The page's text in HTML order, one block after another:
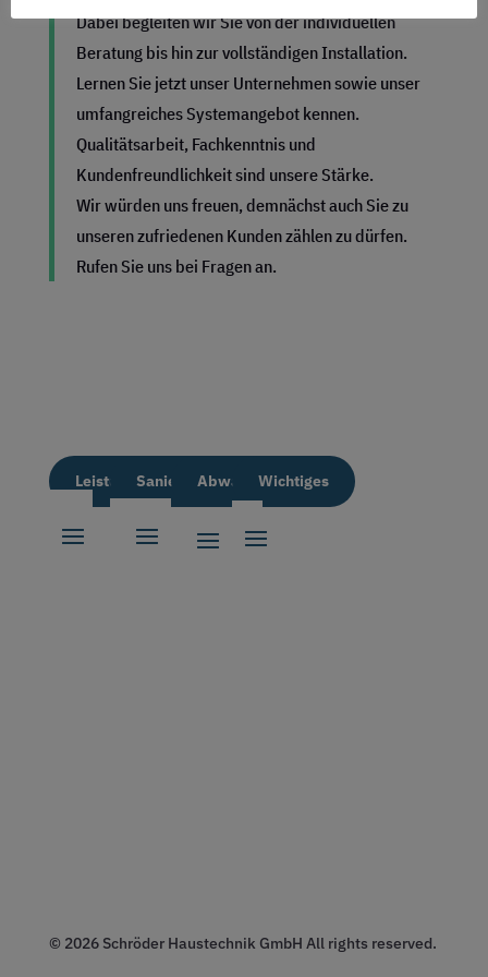
Dabei begleiten wir Sie von der individuellen
Beratung bis hin zur vollständigen Installation.
Lernen Sie jetzt unser Unternehmen sowie unser
umfangreiches Systemangebot kennen.
Qualitätsarbeit, Fachkenntnis und
Kundenfreundlichkeit sind unsere Stärke.
Wir würden uns freuen, demnächst auch Sie zu
unseren zufriedenen Kunden zählen zu dürfen.
Rufen Sie uns bei Fragen an.
LeistungenSanierungAbwassertechnik
Wichtiges
© 2026 Schröder Haustechnik GmbH All rights reserved.